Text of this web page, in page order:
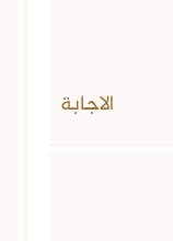
الاجابة